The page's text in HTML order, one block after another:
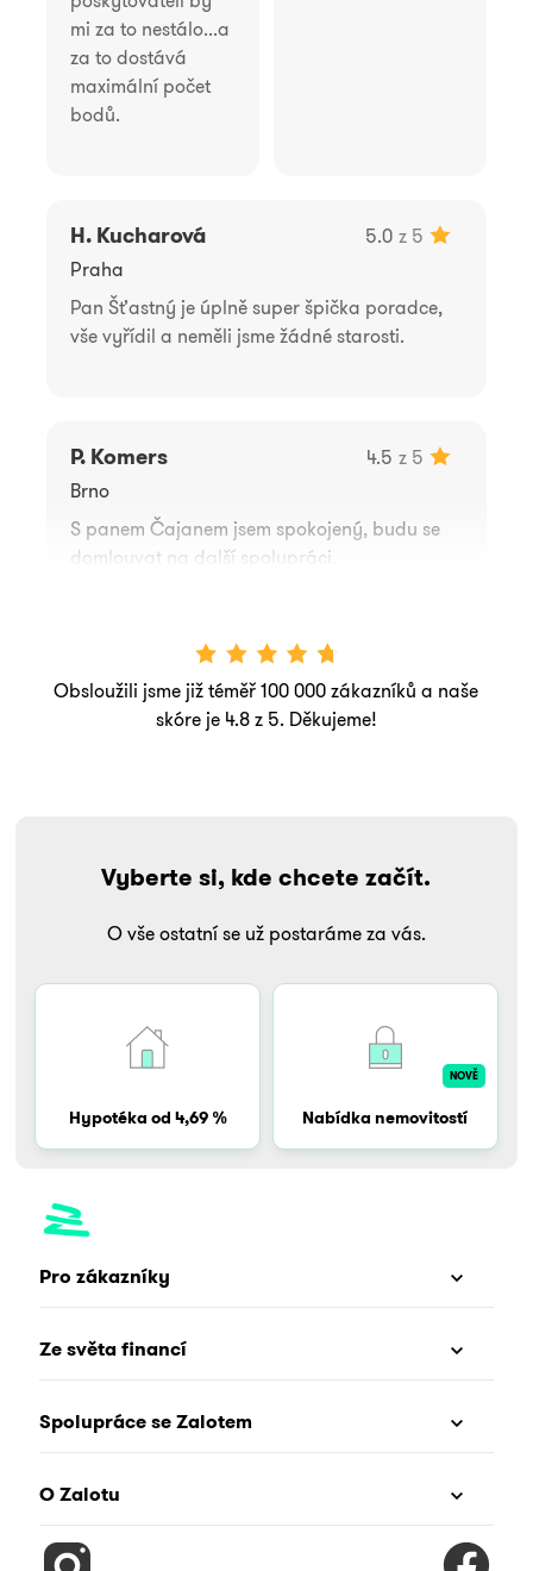
mi za to nestálo...a
za to dostává
maximální počet
bodů.
5.0 z 5
H. Kucharová
Praha
Pan Šťastný je úplně super špička poradce,
vše vyřídil a neměli jsme žádné starosti.
4.5 z 5
P. Komers
Brno
S panem Čajanem jsem spokojený, budu se
domlouvat na další spolupráci.
Obsloužili jsme již téměř 100 000 zákazníků a naše
skóre je 4.8 z 5. Děkujeme!
Vyberte si, kde chcete začít.
O vše ostatní se už postaráme za vás.
Hypotéka od 4,69 % Nabídka nemovitostí
NOVĚ
Pro zákazníky
Ze světa financí
Spolupráce se Zalotem
O Zalotu